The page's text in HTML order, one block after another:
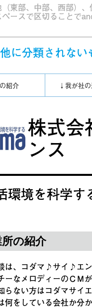
東部、中部、西部）、
ペースで区切ることで
に分類されな
紹介 ↓我が社
株式会
ンス
環境を科学す
の紹介
は、コダマ♪サイ♪エ
なメロディーのＣＭ
らない方はコダマサイ
何をしている会社か分